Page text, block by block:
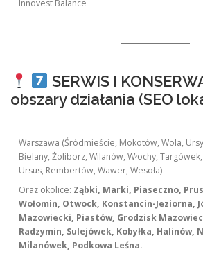
Innovest Balance
SERWIS I
obszary działania (SEO
Warszawa (Śródmieście, Mokotów, Wola,
Bielany, Żoliborz, Wilanów, Włochy,
Ursus, Rembertów, Wawer, Wesoła)
Oraz okolice: Ząbki, Marki, Piaseczno,
Wołomin, Otwock, Konstancin-Jeziorna,
Mazowiecki, Piastów, Grodzisk
Radzymin, Sulejówek, Kobyłka, Halinów,
Milanówek, Podkowa Leśna.